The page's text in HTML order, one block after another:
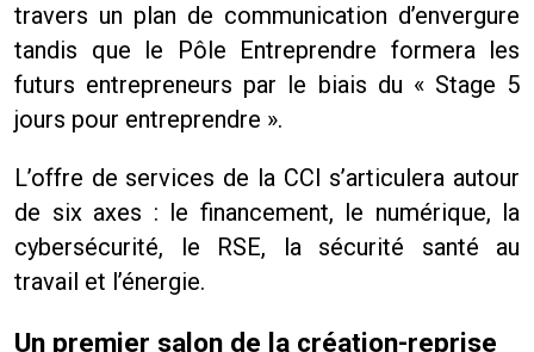
travers un plan de communication d’envergure
tandis que le Pôle Entreprendre formera les
futurs entrepreneurs par le biais du « Stage 5
jours pour entreprendre ».
L’offre de services de la CCI s’articulera autour
de six axes : le financement, le numérique, la
cybersécurité, le RSE, la sécurité santé au
travail et l’énergie.
Un premier salon de la création-reprise